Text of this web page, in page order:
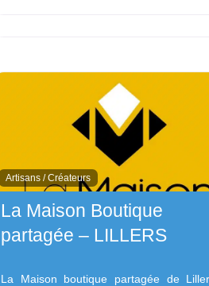
Artisans / Créateurs
La Maison Boutique
partagée – LILLERS
La Maison boutique partagée de